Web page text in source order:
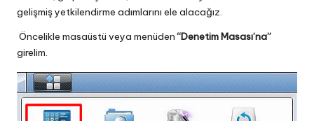
gelişmiş yetkilendirme adımlarını ele alacağız.
Öncelikle masaüstü veya menüden“Denetim Masası’na”
girelim.